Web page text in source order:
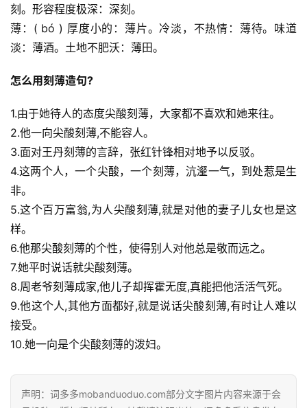
刻。形容程度极深：深刻。
薄：( bó ) 厚度小的：薄片。冷淡，不热情：薄待。味道
淡：薄酒。土地不肥沃：薄田。
怎么用刻薄造句?
1.由于她待人的态度尖酸刻薄，大家都不喜欢和她来往。
2.他一向尖酸刻薄,不能容人。
3.面对王丹刻薄的言辞，张红针锋相对地予以反驳。
4.这两个人，一个尖酸，一个刻薄，沆瀣一气，到处惹是生
非。
5.这个百万富翁,为人尖酸刻薄,就是对他的妻子儿女也是这
样。
6.他那尖酸刻薄的个性，使得别人对他总是敬而远之。
7.她平时说话就尖酸刻薄。
8.周老爷刻薄成家,他儿子却挥霍无度,真能把他活活气死。
9.他这个人,其他方面都好,就是说话尖酸刻薄,有时让人难以
接受。
10.她一向是个尖酸刻薄的泼妇。
声明：词多多mobanduoduo.com部分文字图片内容来源于会